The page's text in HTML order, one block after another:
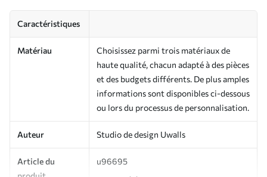
Caractéristiques
Matériau
Choisissez parmi trois matériaux de
haute qualité, chacun adapté à des pièces
et des budgets différents. De plus amples
informations sont disponibles ci-dessous
ou lors du processus de personnalisation.
Auteur Studio de design Uwalls
Article du
u96695